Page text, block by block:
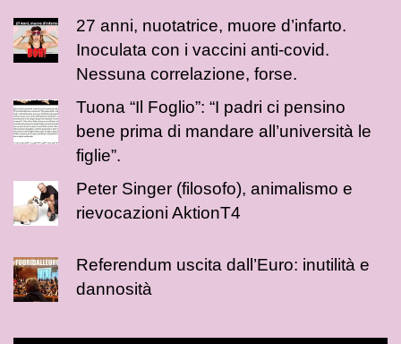
27 anni, nuotatrice, muore d’infarto.
Inoculata con i vaccini anti-covid.
Nessuna correlazione, forse.
Tuona “Il Foglio”: “I padri ci pensino
bene prima di mandare all’università le
figlie”.
Peter Singer (filosofo), animalismo e
rievocazioni AktionT4
Referendum uscita dall’Euro: inutilità e
dannosità